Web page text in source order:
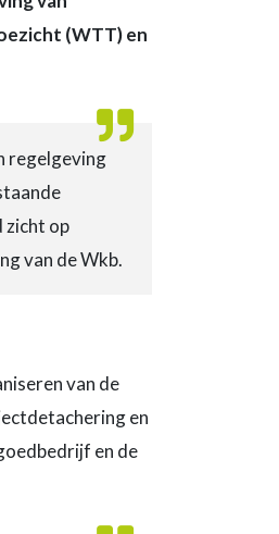
(WTT) en
regelgeving
zicht op
van de Wkb.
van de
en
en de